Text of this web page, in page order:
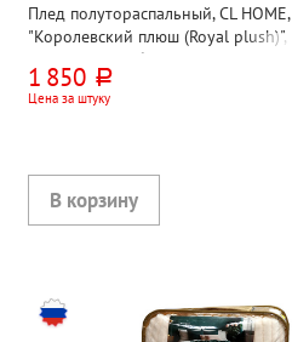
Плед полутораспальный, CL HOME,
"Королевский плюш (Royal plush)",
200см*150см, белый, велсофт,
300г⁄м²
1 850 руб.
Цена за штуку